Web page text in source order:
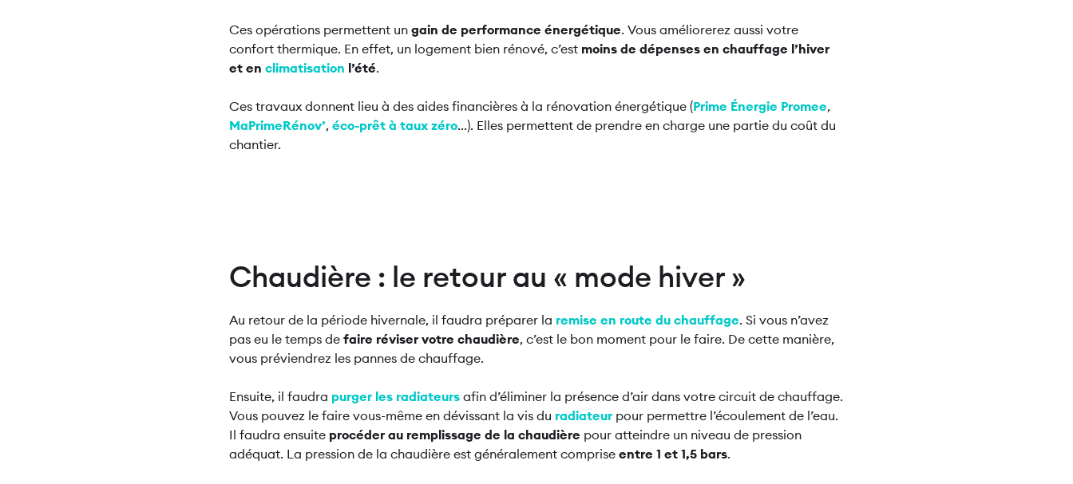
Ces opérations permettent un gain de performance énergétique. Vous améliorerez aussi votre
confort thermique. En effet, un logement bien rénové, c’est moins de dépenses en chauffage l’hiver
et en climatisation l’été.
Ces travaux donnent lieu à des aides financières à la rénovation énergétique (Prime Énergie Promee,
MaPrimeRénov’, éco-prêt à taux zéro...). Elles permettent de prendre en charge une partie du coût du
chantier.
Chaudière : le retour au « mode hiver »
Au retour de la période hivernale, il faudra préparer la remise en route du chauffage. Si vous n’avez
pas eu le temps de faire réviser votre chaudière, c’est le bon moment pour le faire. De cette manière,
vous préviendrez les pannes de chauffage.
Ensuite, il faudra purger les radiateurs afin d’éliminer la présence d’air dans votre circuit de chauffage.
Vous pouvez le faire vous-même en dévissant la vis du radiateurpour permettre l’écoulement de l’eau.
Il faudra ensuite procéder au remplissage de la chaudière pour atteindre un niveau de pression
adéquat. La pression de la chaudière est généralement comprise entre 1 et 1,5 bars.